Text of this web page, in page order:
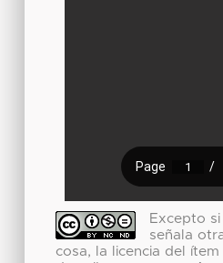
Excepto si
señala
cosa, la licencia del ítem